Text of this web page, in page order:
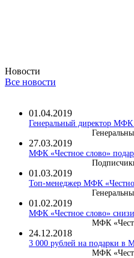
Новости
Все новости
01.04.2019
Генеральный директор МФК
27.03.2019
МФК «Честное слово»
01.03.2019
Топ-менеджер МФК
01.02.2019
МФК «Честное слово»
МФК
24.12.2018
3 000 рублей на подарки в
МФК